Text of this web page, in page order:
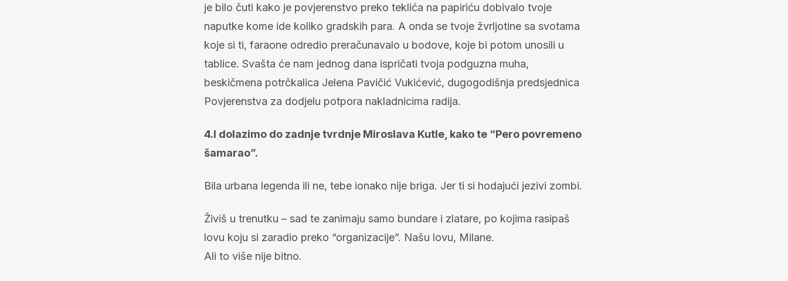
je bilo čuti kako je povjerenstvo preko teklića na papiriću dobivalo tvoje
naputke kome ide koliko gradskih para. A onda se tvoje žvrljotine sa svotama
koje si ti, faraone odredio preračunavalo u bodove, koje bi potom unosili u
tablice. Svašta će nam jednog dana ispričati tvoja podguzna muha,
beskičmena potrčkalica Jelena Pavičić Vukićević, dugogodišnja predsjednica
Povjerenstva za dodjelu potpora nakladnicima radija.
4.I dolazimo do zadnje tvrdnje Miroslava Kutle, kako te “Pero povremeno
šamarao”.
Bila urbana legenda ili ne, tebe ionako nije briga. Jer ti si hodajući jezivi zombi.
Živiš u trenutku – sad te zanimaju samo bundare i zlatare, po kojima rasipaš
lovu koju si zaradio preko “organizacije”. Našu lovu, Milane.
Ali to više nije bitno.